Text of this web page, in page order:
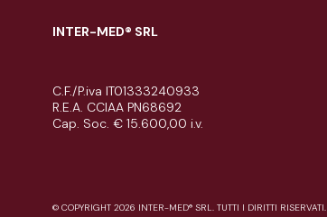
INTER-MED® SRL
C.F./P.iva IT01333240933
R.E.A. CCIAA PN68692
Cap. Soc. € 15.600,00 i.v.
© COPYRIGHT 2026 INTER-MED® SRL. TUTTI I DIRITTI RISERVATI.